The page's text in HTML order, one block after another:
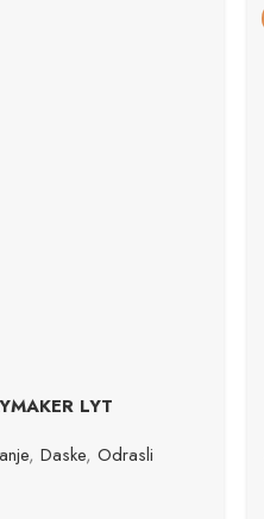
LYT
, Daske, Odrasli